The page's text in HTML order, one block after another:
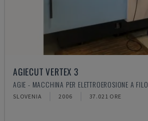
AGIECUT VERTEX 3
AGIE - MACCHINA PER ELETTROEROSIONE A FILO
SLOVENIA 2006 37.021 ORE